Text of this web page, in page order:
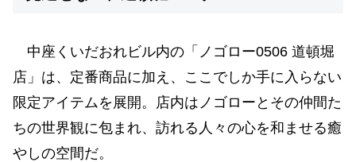
中座くいだおれビル内の「ノゴロー0506 道頓堀
店」は、定番商品に加え、ここでしか手に入らない
限定アイテムを展開。店内はノゴローとその仲間た
ちの世界観に包まれ、訪れる人々の心を和ませる癒
やしの空間だ。